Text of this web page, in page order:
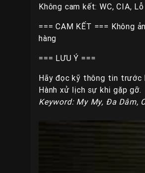
Không cam kết: WC, CIA,
=== CAM KẾT === Không
hàng
=== LƯU Ý ===
Hãy đọc kỹ thông tin trước
Hành xử lịch sự khi gặp gỡ.
Keyword: My My, Đa Dâm,